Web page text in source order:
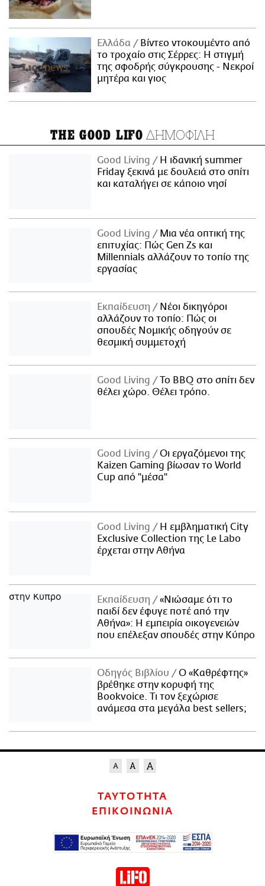
Ελλάδα
Βίντεο ντοκουμέντο από
το τροχαίο στις Σέρρες: Η στιγμή
της σφοδρής σύγκρουσης - Νεκροί
μητέρα και γιος
THE GOOD LIFO ΔΗΜΟΦΙΛΗ
Good Living
Η ιδανική summer
Friday ξεκινά με δουλειά στο σπίτι
και καταλήγει σε κάποιο νησί
Good Living
Μια νέα οπτική της
επιτυχίας: Πώς Gen Zs και
Millennials αλλάζουν το τοπίο της
εργασίας
Εκπαίδευση
Νέοι δικηγόροι
αλλάζουν το τοπίο: Πώς οι
σπουδές Νομικής οδηγούν σε
θεσμική συμμετοχή
Good Living
Το BBQ στο σπίτι δεν
θέλει χώρο. Θέλει τρόπο.
Good Living
Οι εργαζόμενοι της
Kaizen Gaming βίωσαν το World
Cup από "μέσα"
Good Living
Η εμβληματική City
Exclusive Collection της Le Labo
έρχεται στην Αθήνα
Εκπαίδευση
«Νιώσαμε ότι το
παιδί δεν έφυγε ποτέ από την
Αθήνα»: Η εμπειρία οικογενειών
που επέλεξαν σπουδές στην Κύπρο
Οδηγός Βιβλίου
Ο «Καθρέφτης»
βρέθηκε στην κορυφή της
Bookvoice. Τι τον ξεχώρισε
ανάμεσα στα μεγάλα best sellers;
ΤΑΥΤΟΤΗΤΑ
ΕΠΙΚΟΙΝΩΝΙΑ